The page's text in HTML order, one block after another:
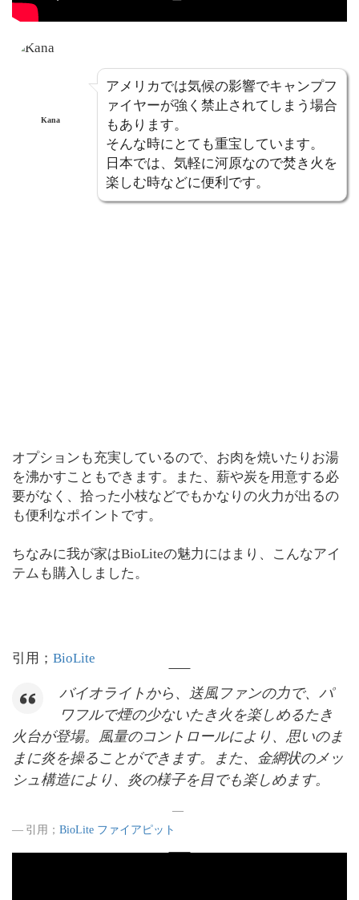
Kana
アメリカでは気候の影響でキャンプフ
ァイヤーが強く禁止されてしまう場合
もあります。
そんな時にとても重宝しています。
日本では、気軽に河原なので焚き火を
楽しむ時などに便利です。
オプションも充実しているので、お肉を焼いたりお湯
を沸かすこともできます。また、薪や炭を用意する必
要がなく、拾った小枝などでもかなりの火力が出るの
も便利なポイントです。
ちなみに我が家はBioLiteの魅力にはまり、こんなアイ
テムも購入しました。
引用； BioLite
バイオライトから、送風ファンの力で、パ
ワフルで煙の少ないたき火を楽しめるたき
火台が登場。風量のコントロールにより、思いのま
まに炎を操ることができます。また、金網状のメッ
シュ構造により、炎の様子を目でも楽しめます。
引用； BioLite ファイアピット